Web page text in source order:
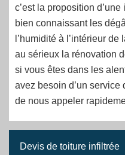
c’est la proposition
bien connaissant les
l’humidité à l’intérieur
au sérieux la rénovation
si vous êtes dans les
avez besoin d’un service
de nous appeler
Devis de toiture infiltrée